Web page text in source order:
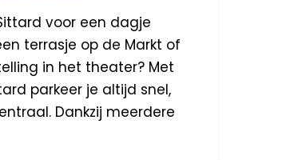
voor een dagje
terrasje op de Markt of
in het theater? Met
parkeer je altijd snel,
Dankzij meerdere